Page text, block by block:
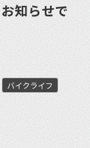
知らせで
バイクライフ